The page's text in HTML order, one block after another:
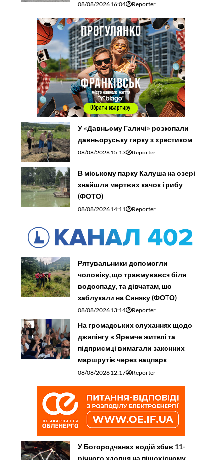
08/08/2026 16:04 Reporter
У «Давньому Галичі» розкопали
давньоруську гирку з хрестиком
08/08/2026 15:13 Reporter
В міському парку Калуша на озері
знайшли мертвих качок і рибу
(ФОТО)
08/08/2026 14:11 Reporter
Рятувальники допомогли
чоловіку, що травмувався біля
водоспаду, та дівчатам, що
заблукали на Синяку (ФОТО)
08/08/2026 13:14 Reporter
На громадських слуханнях щодо
джипінгу в Яремче житeлі та
підприємці вимагали законних
маршрутів через нацпарк
08/08/2026 12:17 Reporter
У Богородчанах водій збив 11-
річного хлопця на пішохідному